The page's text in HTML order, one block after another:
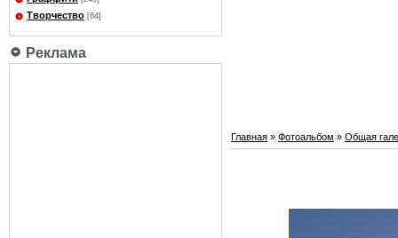
Творчество [64]
Реклама
Главная » Фотоальбом » Общая